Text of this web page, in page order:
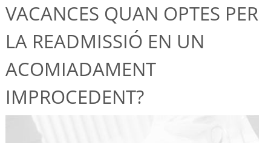
VACANCES QUAN OPTES PER
LA READMISSIÓ EN UN
ACOMIADAMENT
IMPROCEDENT?